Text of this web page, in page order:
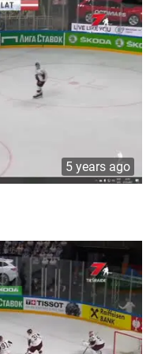
5 years ago